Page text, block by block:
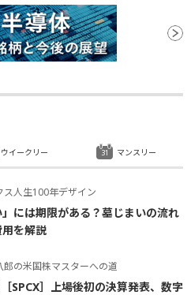
ス人生100年デザイン
」には期限がある？墓じまいの流れ
を解説
郎の米国株マスターへの道
SPCX］上場後初の決算発表、数字
ウイークリー マンスリー